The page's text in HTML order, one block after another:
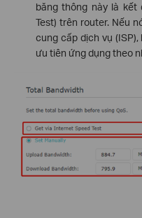
băng thông này là
Test) trên router. Nếu
cung cấp dịch vụ
ưu tiên ứng dụng theo